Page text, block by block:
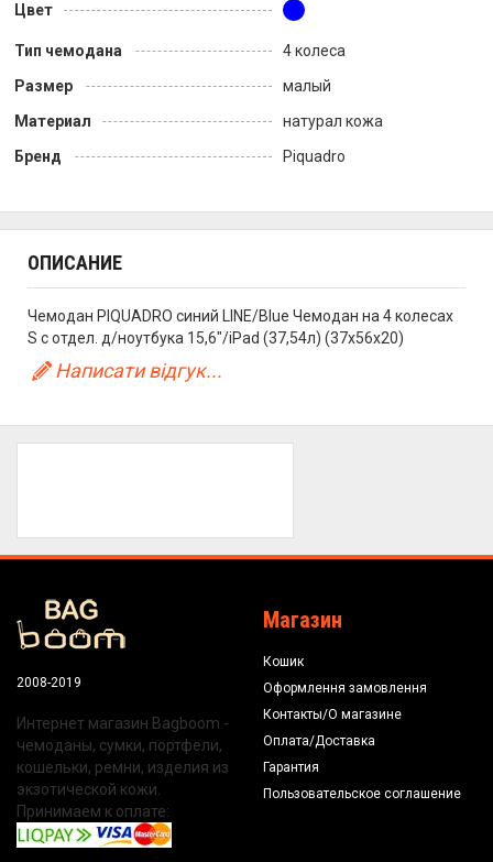
Цвет
Тип чемодана
4 колеса
Размер
малый
Материал
натурал кожа
Бренд
Piquadro
ОПИСАНИЕ
Чемодан PIQUADRO синий LINE/Blue Чемодан на 4 колесах
S с отдел. д/ноутбука 15,6"/iPad (37,54л) (37x56x20)
Написати відгук...
2008-2019
Интернет магазин Bagboom -
чемоданы, сумки, портфели,
кошельки, ремни, изделия из
экзотической кожи.
Принимаем к оплате:
Магазин
Кошик
Оформлення замовлення
Контакты/О магазине
Оплата/Доставка
Гарантия
Пользовательское соглашение